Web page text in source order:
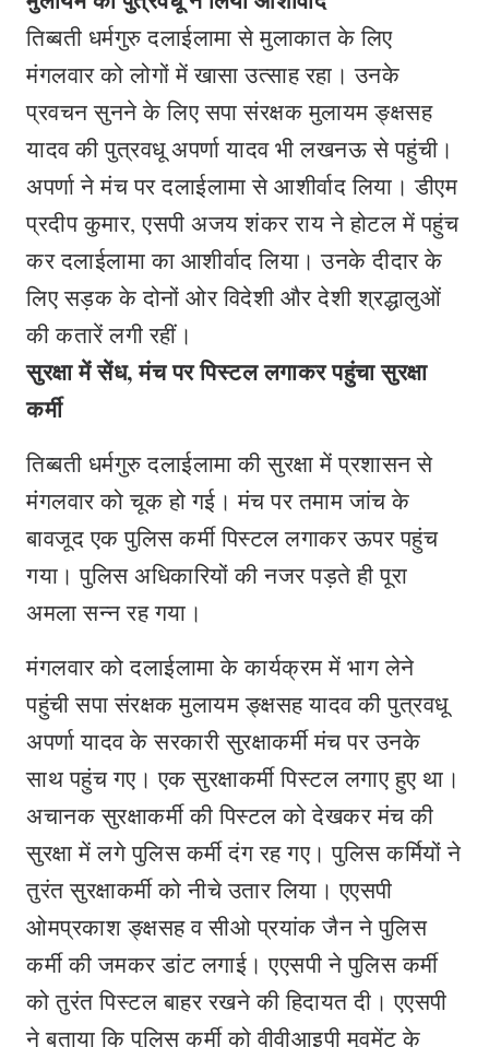
तिब्बती धर्मगुरु दलाईलामा से मुलाकात के लिए
मंगलवार को लोगों में खासा उत्साह रहा। उनके
प्रवचन सुनने के लिए सपा संरक्षक मुलायम ङ्क्षसह
यादव की पुत्रवधू अपर्णा यादव भी लखनऊ से पहुंची।
अपर्णा ने मंच पर दलाईलामा से आशीर्वाद लिया। डीएम
प्रदीप कुमार, एसपी अजय शंकर राय ने होटल में पहुंच
कर दलाईलामा का आशीर्वाद लिया। उनके दीदार के
लिए सड़क के दोनों ओर विदेशी और देशी श्रद्धालुओं
की कतारें लगी रहीं।
सुरक्षा में सेंध, मंच पर पिस्टल लगाकर पहुंचा सुरक्षा
कर्मी
तिब्बती धर्मगुरु दलाईलामा की सुरक्षा में प्रशासन से
मंगलवार को चूक हो गई। मंच पर तमाम जांच के
बावजूद एक पुलिस कर्मी पिस्टल लगाकर ऊपर पहुंच
गया। पुलिस अधिकारियों की नजर पड़ते ही पूरा
अमला सन्न रह गया।
मंगलवार को दलाईलामा के कार्यक्रम में भाग लेने
पहुंची सपा संरक्षक मुलायम ङ्क्षसह यादव की पुत्रवधू
अपर्णा यादव के सरकारी सुरक्षाकर्मी मंच पर उनके
साथ पहुंच गए। एक सुरक्षाकर्मी पिस्टल लगाए हुए था।
अचानक सुरक्षाकर्मी की पिस्टल को देखकर मंच की
सुरक्षा में लगे पुलिस कर्मी दंग रह गए। पुलिस कर्मियों ने
तुरंत सुरक्षाकर्मी को नीचे उतार लिया। एएसपी
ओमप्रकाश ङ्क्षसह व सीओ प्रयांक जैन ने पुलिस
कर्मी की जमकर डांट लगाई। एएसपी ने पुलिस कर्मी
को तुरंत पिस्टल बाहर रखने की हिदायत दी। एएसपी
ने बताया कि पुलिस कर्मी को वीवीआइपी मूवमेंट के